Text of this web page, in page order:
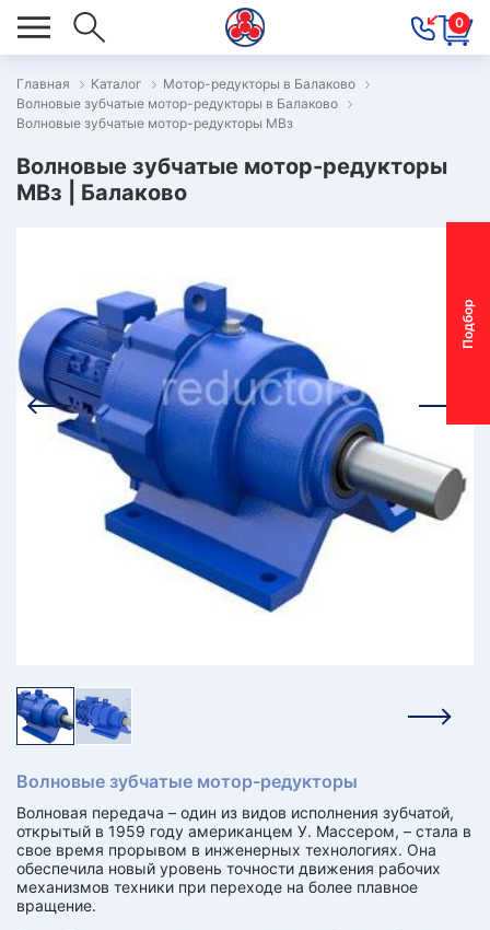
0
П
о
д
б
о
р
м
о
т
о
р
-
р
е
д
у
к
т
о
р
Главная Каталог
Мотор-редукторы в Балаково
Волновые зубчатые мотор-редукторы в Балаково
Волновые зубчатые мотор-редукторы МВз
Волновые зубчатые мотор-редукторы
МВз | Балаково
Волновые зубчатые мотор-редукторы
Волновая передача – один из видов исполнения зубчатой,
открытый в 1959 году американцем У. Массером, – стала в
свое время прорывом в инженерных технологиях. Она
обеспечила новый уровень точности движения рабочих
механизмов техники при переходе на более плавное
вращение.